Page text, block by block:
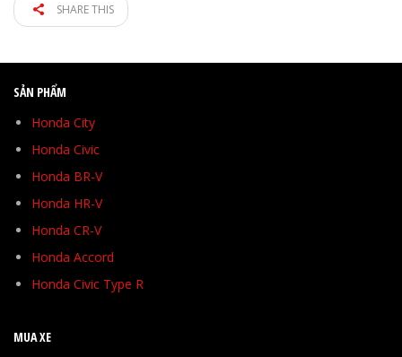
SHARE THIS
SẢN PHẨM
Honda City
Honda Civic
Honda BR-V
Honda HR-V
Honda CR-V
Honda Accord
Honda Civic Type R
MUA XE